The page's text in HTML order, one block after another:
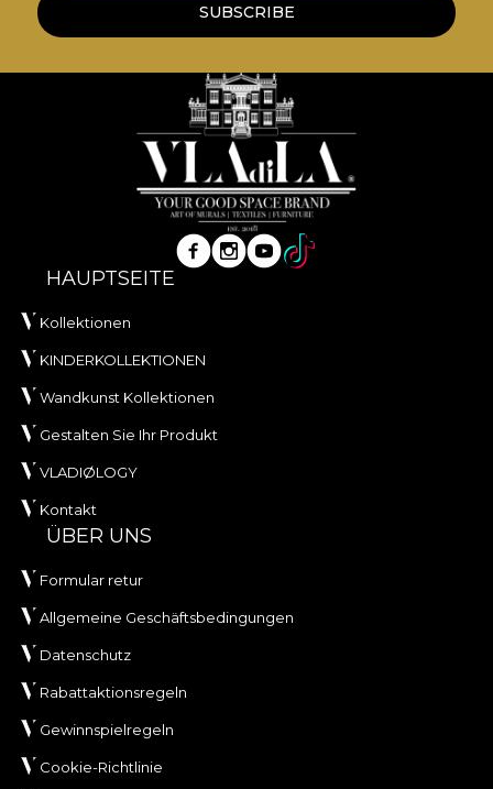
SUBSCRIBE
HAUPTSEITE
Kollektionen
KINDERKOLLEKTIONEN
Wandkunst Kollektionen
Gestalten Sie Ihr Produkt
VLADIØLOGY
Kontakt
ÜBER UNS
Formular retur
Allgemeine Geschäftsbedingungen
Datenschutz
Rabattaktionsregeln
Gewinnspielregeln
Cookie-Richtlinie